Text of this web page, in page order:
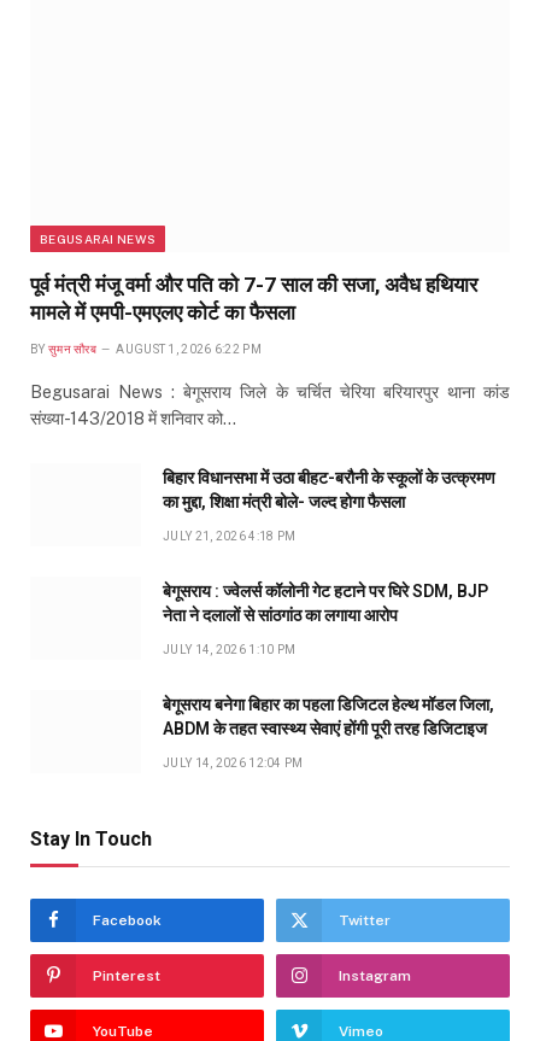
BEGUSARAI NEWS
पूर्व मंत्री मंजू वर्मा और पति को 7-7 साल की सजा, अवैध हथियार
मामले में एमपी-एमएलए कोर्ट का फैसला
BY सुमन सौरब AUGUST 1, 2026 6:22 PM
Begusarai News : बेगूसराय जिले के चर्चित चेरिया बरियारपुर थाना कांड
संख्या-143/2018 में शनिवार को…
बिहार विधानसभा में उठा बीहट-बरौनी के स्कूलों के उत्क्रमण
का मुद्दा, शिक्षा मंत्री बोले- जल्द होगा फैसला
JULY 21, 2026 4:18 PM
बेगूसराय : ज्वेलर्स कॉलोनी गेट हटाने पर घिरे SDM, BJP
नेता ने दलालों से सांठगांठ का लगाया आरोप
JULY 14, 2026 1:10 PM
बेगूसराय बनेगा बिहार का पहला डिजिटल हेल्थ मॉडल जिला,
ABDM के तहत स्वास्थ्य सेवाएं होंगी पूरी तरह डिजिटाइज
JULY 14, 2026 12:04 PM
Stay In Touch
Facebook Twitter
Pinterest Instagram
YouTube Vimeo